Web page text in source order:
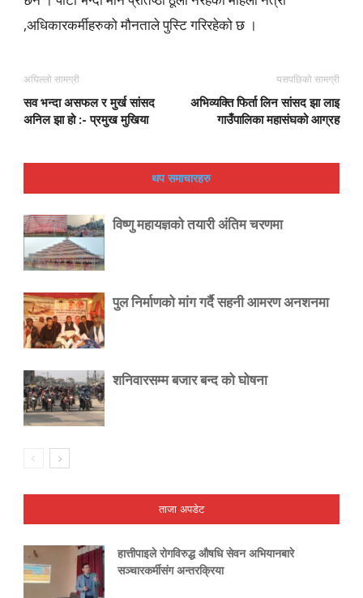
,अधिकारकर्मीहरुको मौनताले पुस्टि गरिरहेको छ ।
अघिल्लो सामग्री
सव भन्दा असफल र मुर्ख सांसद
अनिल झा हो :- प्रमुख मुखिया
यसपछिको सामग्री
अभिव्यक्ति फिर्ता लिन सांसद झा लाइ
गाउँपालिका महासंघको आग्रह
थप समाचारहरु
विष्णु महायज्ञको तयारी अंतिम चरणमा
पुल निर्माणको मांग गर्दै सहनी आमरण अनशनमा
शनिवारसम्म बजार बन्द को घोषना
ताजा अपडेट
हात्तीपाइले रोगविरुद्ध औषधि सेवन अभियानबारे
सञ्चारकर्मीसंग अन्तरक्रिया